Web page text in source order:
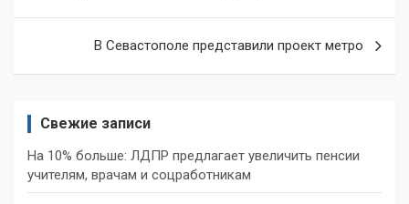
записям
В Севастополе представили проект метро
Свежие записи
На 10% больше: ЛДПР предлагает увеличить пенсии
учителям, врачам и соцработникам